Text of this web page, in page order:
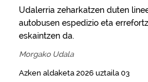
Udalerria zeharkatzen duten
autobusen espedizio eta
eskaintzen da.
Morgako Udala
Azken aldaketa 2026 uztaila 03